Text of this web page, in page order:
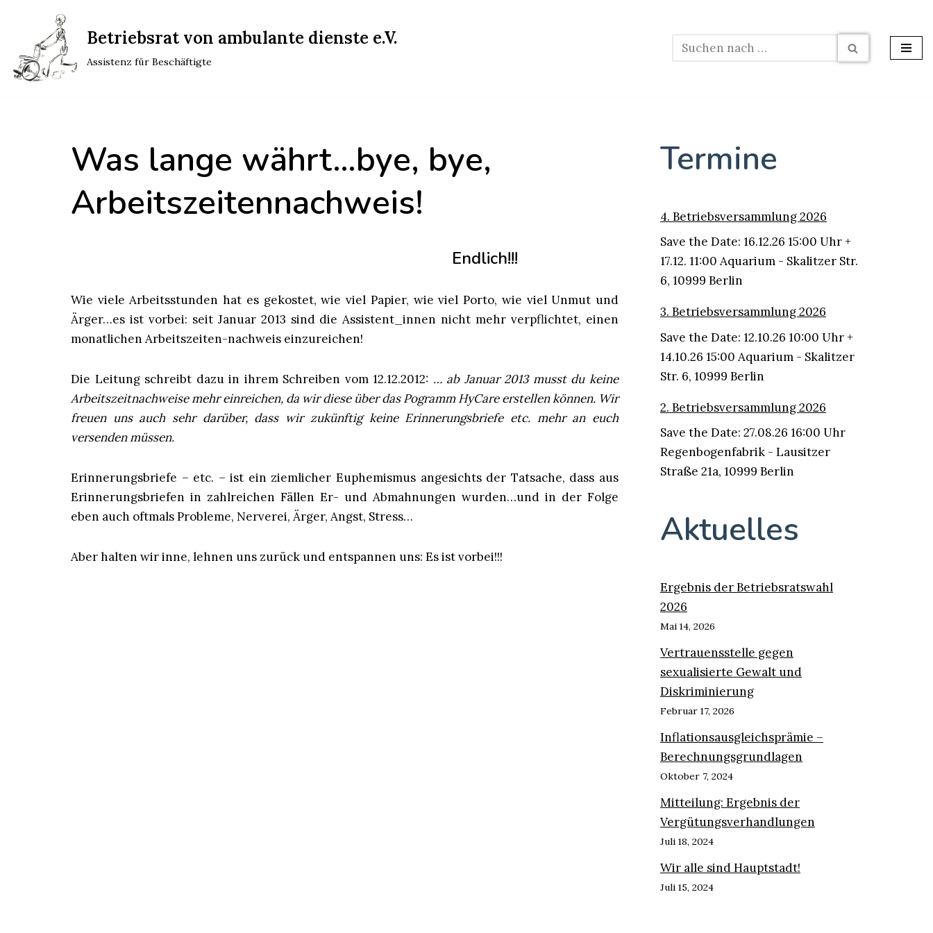
Inhalt
springen
Betriebsrat von ambulante dienste e.V.
Assistenz für Beschäftigte
Was lange währt…bye, bye,
Arbeitszeitennachweis!
Endlich!!!
Wie viele Arbeitsstunden hat es gekostet, wie viel Papier, wie viel Porto, wie viel Unmut und
Ärger…es ist vorbei: seit Januar 2013 sind die Assistent_innen nicht mehr verpflichtet, einen
monatlichen Arbeitszeiten-nachweis einzureichen!
Die Leitung schreibt dazu in ihrem Schreiben vom 12.12.2012: … ab Januar 2013 musst du keine
Arbeitszeitnachweise mehr einreichen, da wir diese über das Pogramm HyCare erstellen können. Wir
freuen uns auch sehr darüber, dass wir zukünftig keine Erinnerungsbriefe etc. mehr an euch
versenden müssen.
Erinnerungsbriefe – etc. – ist ein ziemlicher Euphemismus angesichts der Tatsache, dass aus
Erinnerungsbriefen in zahlreichen Fällen Er- und Abmahnungen wurden…und in der Folge
eben auch oftmals Probleme, Nerverei, Ärger, Angst, Stress…
Aber halten wir inne, lehnen uns zurück und entspannen uns: Es ist vorbei!!!
Termine
4. Betriebsversammlung 2026
Save the Date: 16.12.26 15:00 Uhr +
17.12. 11:00 Aquarium - Skalitzer Str.
6, 10999 Berlin
3. Betriebsversammlung 2026
Save the Date: 12.10.26 10:00 Uhr +
14.10.26 15:00 Aquarium - Skalitzer
Str. 6, 10999 Berlin
2. Betriebsversammlung 2026
Save the Date: 27.08.26 16:00 Uhr
Regenbogenfabrik - Lausitzer
Straße 21a, 10999 Berlin
Aktuelles
Ergebnis der Betriebsratswahl
2026
Mai 14, 2026
Vertrauensstelle gegen
sexualisierte Gewalt und
Diskriminierung
Februar 17, 2026
Inflationsausgleichsprämie –
Berechnungsgrundlagen
Oktober 7, 2024
Mitteilung: Ergebnis der
Vergütungsverhandlungen
Juli 18, 2024
Wir alle sind Hauptstadt!
Juli 15, 2024